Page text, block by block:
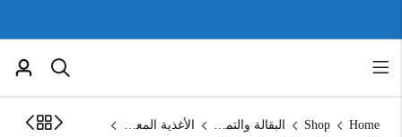
Home
Shop البقالة والتموين
الأغذية المعلبة